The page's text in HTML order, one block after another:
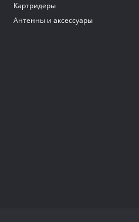
Картридеры
Антенны и аксессуары